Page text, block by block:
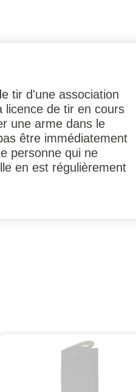
tir d'une association
licence de tir en cours
une arme dans le
être immédiatement
personne qui ne
en est régulièrement